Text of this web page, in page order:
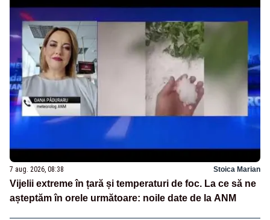
7 aug. 2026, 08:38 Stoica Marian
Vijelii extreme în țară și temperaturi de foc. La ce să ne
așteptăm în orele următoare: noile date de la ANM